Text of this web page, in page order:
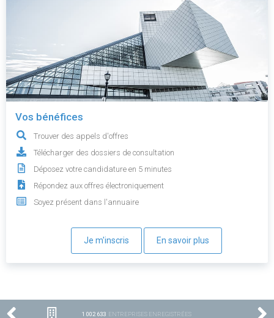
Vos bénéfices
Trouver des appels d'offres
Télécharger des dossiers de consultation
Déposez votre candidature en 5 minutes
Répondez aux offres électroniquement
Soyez présent dans l'annuaire
Je m'inscris En savoir plus
1 002 633 ENTREPRISES ENREGISTRÉES